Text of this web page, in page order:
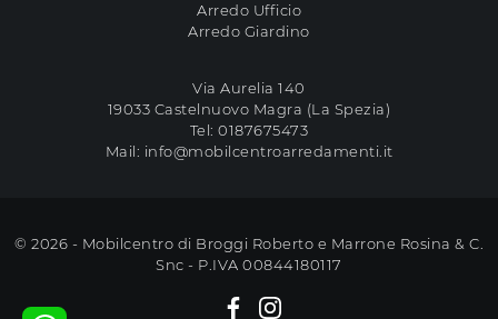
Arredo Ufficio
Arredo Giardino
Via Aurelia 140
19033 Castelnuovo Magra (La Spezia)
Tel:0187675473
Mail: info@mobilcentroarredamenti.it
© 2026 - Mobilcentro di Broggi Roberto e Marrone Rosina & C.
Snc - P.IVA 00844180117